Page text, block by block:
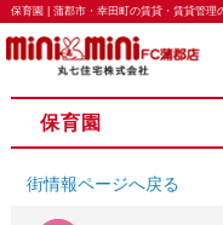
保育園 | 蒲郡市・幸田町の賃貸・賃貸管
保育園
街情報ページへ戻る